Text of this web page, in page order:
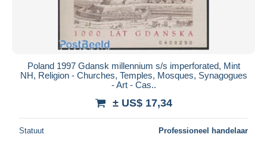
Poland 1997 Gdansk millennium s/s imperforated, Mint
NH, Religion - Churches, Temples, Mosques, Synagogues
- Art - Cas..
± US$ 17,34
Statuut Professioneel handelaar